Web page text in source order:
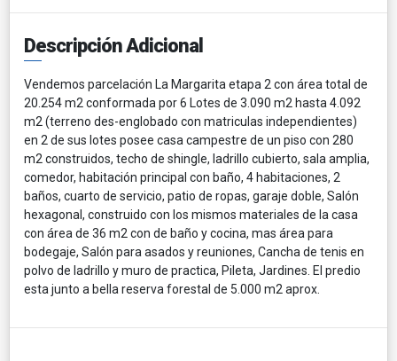
Descripción Adicional
Vendemos parcelación La Margarita etapa 2 con área total de
20.254 m2 conformada por 6 Lotes de 3.090 m2 hasta 4.092
m2 (terreno des-englobado con matriculas independientes)
en 2 de sus lotes posee casa campestre de un piso con 280
m2 construidos, techo de shingle, ladrillo cubierto, sala amplia,
comedor, habitación principal con baño, 4 habitaciones, 2
baños, cuarto de servicio, patio de ropas, garaje doble, Salón
hexagonal, construido con los mismos materiales de la casa
con área de 36 m2 con de baño y cocina, mas área para
bodegaje, Salón para asados y reuniones, Cancha de tenis en
polvo de ladrillo y muro de practica, Pileta, Jardines. El predio
esta junto a bella reserva forestal de 5.000 m2 aprox.